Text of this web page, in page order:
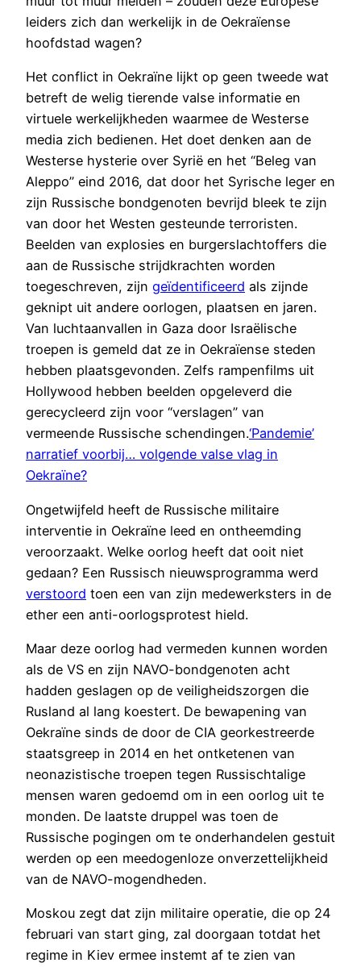
leiders zich dan werkelijk in de Oekraïense
hoofdstad wagen?
Het conflict in Oekraïne lijkt op geen tweede wat
betreft de welig tierende valse informatie en
virtuele werkelijkheden waarmee de Westerse
media zich bedienen. Het doet denken aan de
Westerse hysterie over Syrië en het “Beleg van
Aleppo” eind 2016, dat door het Syrische leger en
zijn Russische bondgenoten bevrijd bleek te zijn
van door het Westen gesteunde terroristen.
Beelden van explosies en burgerslachtoffers die
aan de Russische strijdkrachten worden
toegeschreven, zijn geïdentificeerd als zijnde
geknipt uit andere oorlogen, plaatsen en jaren.
Van luchtaanvallen in Gaza door Israëlische
troepen is gemeld dat ze in Oekraïense steden
hebben plaatsgevonden. Zelfs rampenfilms uit
Hollywood hebben beelden opgeleverd die
gerecycleerd zijn voor “verslagen” van
vermeende Russische schendingen.‘Pandemie’
narratief voorbij… volgende valse vlag in
Oekraïne?
Ongetwijfeld heeft de Russische militaire
interventie in Oekraïne leed en ontheemding
veroorzaakt. Welke oorlog heeft dat ooit niet
gedaan? Een Russisch nieuwsprogramma werd
verstoord toen een van zijn medewerksters in de
ether een anti-oorlogsprotest hield.
Maar deze oorlog had vermeden kunnen worden
als de VS en zijn NAVO-bondgenoten acht
hadden geslagen op de veiligheidszorgen die
Rusland al lang koestert. De bewapening van
Oekraïne sinds de door de CIA georkestreerde
staatsgreep in 2014 en het ontketenen van
neonazistische troepen tegen Russischtalige
mensen waren gedoemd om in een oorlog uit te
monden. De laatste druppel was toen de
Russische pogingen om te onderhandelen gestuit
werden op een meedogenloze onverzettelijkheid
van de NAVO-mogendheden.
Moskou zegt dat zijn militaire operatie, die op 24
februari van start ging, zal doorgaan totdat het
regime in Kiev ermee instemt af te zien van